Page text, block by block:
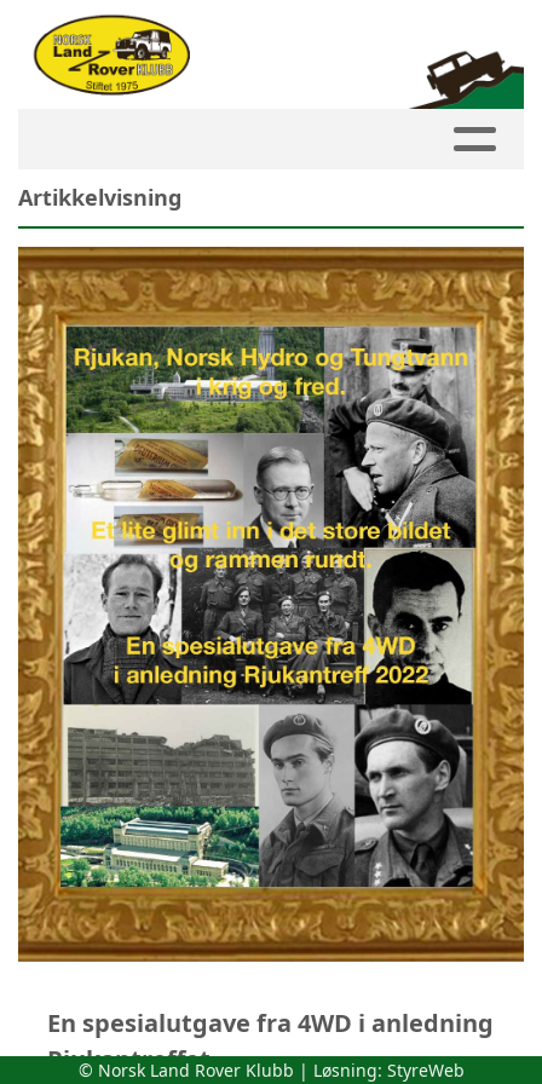
Artikkelvisning
En spesialutgave fra 4WD i anledning
Rjukantreffet
© Norsk Land Rover Klubb | Løsning: StyreWeb